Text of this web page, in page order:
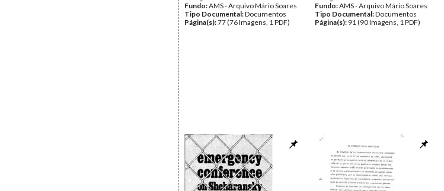
Fundo:AMS - Arquivo Mário Soares
Tipo Documental:Documentos
Página(s):77 (76 Imagens, 1 PDF)
Fundo:AMS - Arquivo Mário Soares
Tipo Documental:Documentos
Página(s): 91 (90 Imagens, 1 PDF)